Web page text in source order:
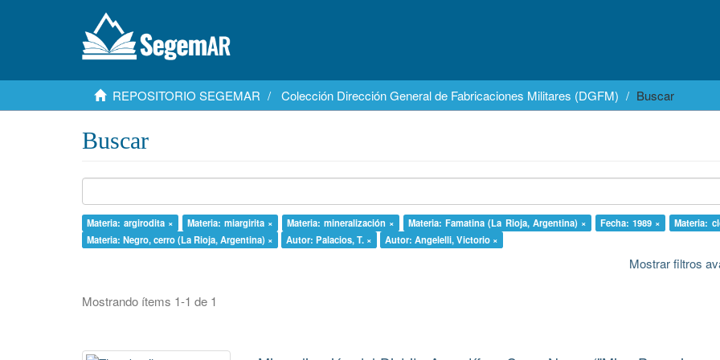
REPOSITORIO SEGEMAR Colección Dirección General de Fabricaciones Militares (DGFM) Buscar
Buscar
Materia: argirodita × Materia: miargirita × Materia: mineralización × Materia: Famatina (La Rioja, Argentina) × Fecha: 1989 ×
Materia:
Materia: Negro, cerro (La Rioja, Argentina) ×
Autor: Palacios, T. × Autor: Angelelli, Victorio ×
Mostrar filtros
Mostrando ítems 1-1 de 1